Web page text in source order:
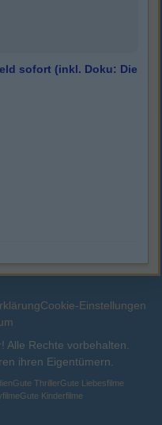
sofort (inkl. Doku: Die
Cookie-Einstellungen
Alle Rechte vorbehalten.
ihren Eigentümern.
Gute ThrillerGute Liebesfilme
Gute Kinderfilme